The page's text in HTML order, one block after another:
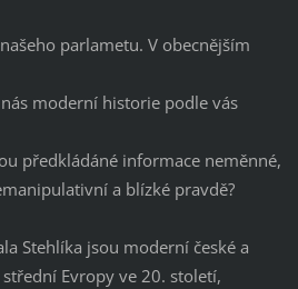
parlametu. V obecnějším
moderní historie podle vás
informace neměnné,
a blízké pravdě?
Stehlíka jsou moderní české a
Evropy ve 20. století,